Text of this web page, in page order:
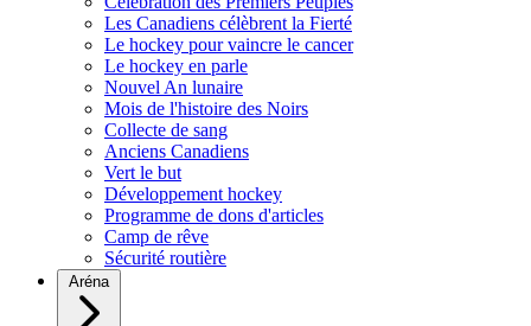
Les Canadiens célèbrent la Fierté
Le hockey pour vaincre le cancer
Le hockey en parle
Nouvel An lunaire
Mois de l'histoire des Noirs
Collecte de sang
Anciens Canadiens
Vert le but
Développement hockey
Programme de dons d'articles
Camp de rêve
Sécurité routière
Aréna